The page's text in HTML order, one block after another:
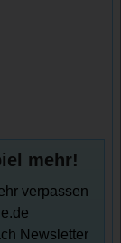
mehr!
verpassen
Newsletter